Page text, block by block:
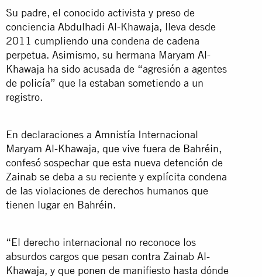
Su padre, el conocido activista y preso de
conciencia Abdulhadi Al-Khawaja, lleva desde
2011 cumpliendo una condena de cadena
perpetua. Asimismo, su hermana Maryam Al-
Khawaja ha sido acusada de “agresión a agentes
de policía” que la estaban sometiendo a un
registro.
En declaraciones a Amnistía Internacional
Maryam Al-Khawaja, que vive fuera de Bahréin,
confesó sospechar que esta nueva detención de
Zainab se deba a su reciente y explícita condena
de las violaciones de derechos humanos que
tienen lugar en Bahréin.
“El derecho internacional no reconoce los
absurdos cargos que pesan contra Zainab Al-
Khawaja, y que ponen de manifiesto hasta dónde